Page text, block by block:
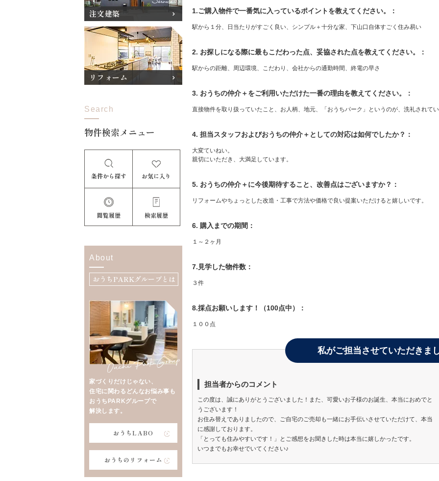
1.ご購入物件で一番気に入っているポイントを教えてください。：
駅から１分、日当たりがすごく良い、シンプル＋十分な家、下山口自体すごく住み易い
2. お探しになる際に最もこだわった点、妥協された点を教えてください。：
駅からの距離、周辺環境、こだわり、会社からの通勤時間、終電の早さ
3. おうちの仲介＋をご利用いただけた一番の理由を教えてください。：
直接物件を取り扱っていたこと、お人柄、地元、「おうちパーク」というのが、洗礼されて
4. 担当スタッフおよびおうちの仲介＋としての対応は如何でしたか？：
大変ていねい。
親切にいただき、大満足しています。
5. おうちの仲介＋に今後期待すること、改善点はございますか？：
リフォームやちょっとした改造・工事で方法や価格で良い提案いただけると嬉しいです。
6. 購入までの期間：
１～２ヶ月
7.見学した物件数：
３件
8.採点お願いします！（100点中）：
１００点
私がご担当させていただきま
担当者からのコメント
この度は、誠にありがとうございました！また、可愛いお子様のお誕生、本当におめでと
うございます！
お住み替えでありましたので、ご自宅のご売却も一緒にお手伝いさせていただけて、本当
に感謝しております。
「とっても住みやすいです！」とご感想をお聞きした時は本当に嬉しかったです。
いつまでもお幸せでいてください♪
注文建築
リフォーム
Search
物件検索メニュー
条件から探す お気に入り
閲覧履歴 検索履歴
About
おうちPARKグループとは
家づくりだけじゃない、
住宅に関わるどんなお悩み事も
おうちPARKグループで
解決します。
おうちLABO
おうちのリフォーム